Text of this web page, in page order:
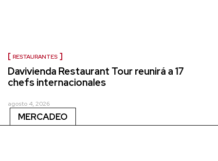
RESTAURANTES
Davivienda Restaurant Tour reunirá a 17
chefs internacionales
agosto 4, 2026
MERCADEO